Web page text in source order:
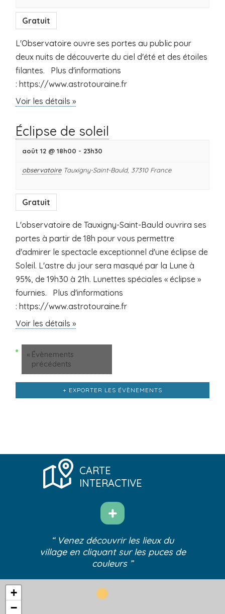
Gratuit
L'Observatoire ouvre ses portes au public pour
deux nuits de découverte du ciel d'été et des étoiles
filantes. Plus d'informations
: https://www.astrotouraine.fr
Voir les détails »
Éclipse de soleil
août 12 @ 18h00 - 23h30
observatoire Tauxigny-Saint-Bauld, 37310 France
Gratuit
L'observatoire de Tauxigny-Saint-Bauld ouvrira ses
portes à partir de 18h pour vous permettre
d'admirer le spectacle exceptionnel d'une éclipse de
Soleil. L'astre du jour sera masqué par la Lune à
95%, de 19h30 à 21h. Lunettes spéciales « éclipse »
fournies. Plus d'informations
: https://www.astrotouraine.fr
Voir les détails »
Navigation
la
liste
des
« Évènements
précédents
+ EXPORTER LES ÉVÈNEMENTS
CARTE
INTERACTIVE
“ Venez découvrir les lieux du
village en cliquant sur les puces de
couleurs ”
+
−